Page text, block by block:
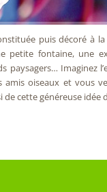
puis décoré à
fontaine, une
Imaginez
oiseaux et vous
cette généreuse idée